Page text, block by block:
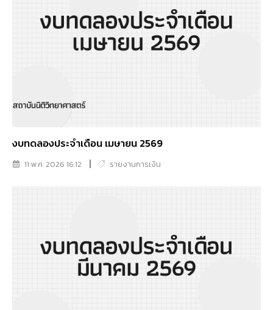
งบทดลองประจำเดือน เมษายน 2569
11 พ.ค. 2026 16:12 รายงานการเงิน